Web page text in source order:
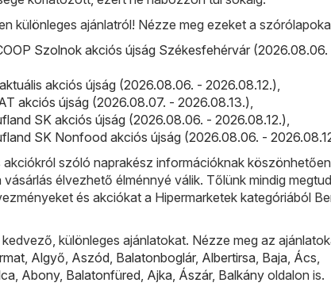
különleges ajánlatról! Nézze meg ezeket a
Szolnok akciós újság Székesfehérvár (2026.08.06.
akciós újság (2026.08.06. - 2026.08.12.)
akciós újság (2026.08.07. - 2026.08.13.)
SK akciós újság (2026.08.06. - 2026.08.12.)
SK Nonfood akciós újság (2026.08.06. -
szóló naprakész információknak
élvezhető élménnyé válik. Tőlünk mindig
és akciókat a Hipermarketek kategóriából
különleges ajánlatokat. Nézze meg az
Algyő Aszód Balatonboglár, Albertirsa Baja Ács
Abony, Balatonfüred Ajka Ászár, Balkány oldalon is.